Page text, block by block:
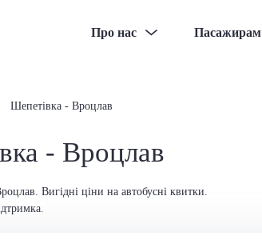
Про нас Пасажирам
Шепетівка - Вроцлав
- Вроцлав
Вигідні ціни на автобусні квитки.